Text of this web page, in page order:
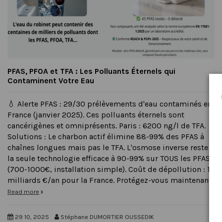
PFAS, PFOA et TFA : Les Polluants Éternels qui
Contaminent Votre Eau
💧 Alerte PFAS : 29/30 prélèvements d'eau contaminés en
France (janvier 2025). Ces polluants éternels sont
cancérigènes et omniprésents. Paris : 6200 ng/l de TFA.
Solutions : Le charbon actif élimine 88-99% des PFAS à
chaînes longues mais pas le TFA. L'osmose inverse reste
la seule technologie efficace à 90-99% sur TOUS les PFAS
(700-1000€, installation simple). Coût de dépollution : 12
milliards €/an pour la France. Protégez-vous maintenant.
Read more
29 10, 2025 Stéphane DUMORTIER OUSSEDIK